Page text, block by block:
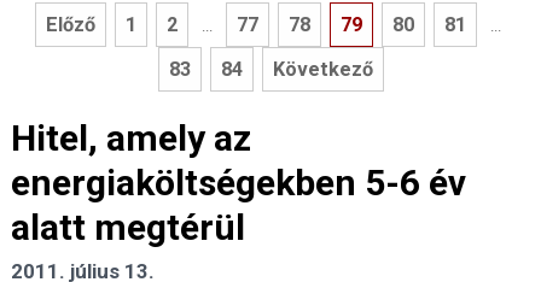
Előző 1 2 ... 77 78 79 80 81 ...
83 84 Következő
Hitel, amely az
energiaköltségekben 5-6 év
alatt megtérül
2011. július 13.